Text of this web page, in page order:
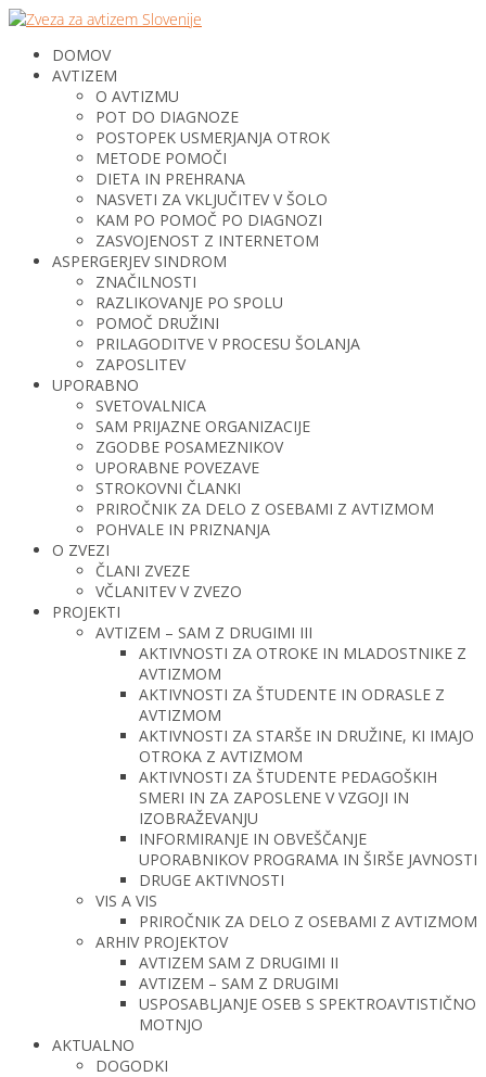
DOMOV
AVTIZEM
O AVTIZMU
POT DO DIAGNOZE
POSTOPEK USMERJANJA OTROK
METODE POMOČI
DIETA IN PREHRANA
NASVETI ZA VKLJUČITEV V ŠOLO
KAM PO POMOČ PO DIAGNOZI
ZASVOJENOST Z INTERNETOM
ASPERGERJEV SINDROM
ZNAČILNOSTI
RAZLIKOVANJE PO SPOLU
POMOČ DRUŽINI
PRILAGODITVE V PROCESU ŠOLANJA
ZAPOSLITEV
UPORABNO
SVETOVALNICA
SAM PRIJAZNE ORGANIZACIJE
ZGODBE POSAMEZNIKOV
UPORABNE POVEZAVE
STROKOVNI ČLANKI
PRIROČNIK ZA DELO Z OSEBAMI Z AVTIZMOM
POHVALE IN PRIZNANJA
O ZVEZI
ČLANI ZVEZE
VČLANITEV V ZVEZO
PROJEKTI
AVTIZEM – SAM Z DRUGIMI III
AKTIVNOSTI ZA OTROKE IN MLADOSTNIKE Z
AVTIZMOM
AKTIVNOSTI ZA ŠTUDENTE IN ODRASLE Z
AVTIZMOM
AKTIVNOSTI ZA STARŠE IN DRUŽINE, KI IMAJO
OTROKA Z AVTIZMOM
AKTIVNOSTI ZA ŠTUDENTE PEDAGOŠKIH
SMERI IN ZA ZAPOSLENE V VZGOJI IN
IZOBRAŽEVANJU
INFORMIRANJE IN OBVEŠČANJE
UPORABNIKOV PROGRAMA IN ŠIRŠE JAVNOSTI
DRUGE AKTIVNOSTI
VIS A VIS
PRIROČNIK ZA DELO Z OSEBAMI Z AVTIZMOM
ARHIV PROJEKTOV
AVTIZEM SAM Z DRUGIMI II
AVTIZEM – SAM Z DRUGIMI
USPOSABLJANJE OSEB S SPEKTROAVTISTIČNO
MOTNJO
AKTUALNO
DOGODKI